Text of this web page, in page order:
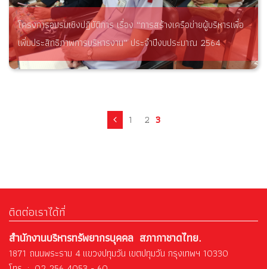
โครงการอบรมเชิงปฏิบัติการ เรื่อง “การสร้างเครือข่ายผู้บริหารเพื่อ
เพิ่มประสิทธิภาพการบริหารงาน” ประจำปีงบประมาณ 2564
1 2 3
ติดต่อเราได้ที่
สำนักงานบริหารทรัพยากรบุคคล สภากาชาดไทย.
1871 ถนนพระราม 4 แขวงปทุมวัน เขตปทุมวัน กรุงเทพฯ 10330